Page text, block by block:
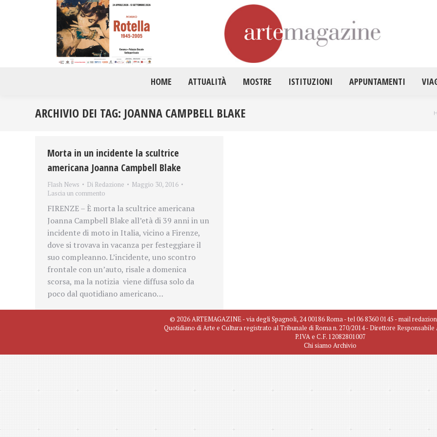
HOME ATTUALITÀ MOSTRE ISTITUZIONI APPUNTAMENTI
ARCHIVIO DEI TAG: JOANNA CAMPBELL BLAKE
Morta in un incidente la scultrice
americana Joanna Campbell Blake
Flash News Di Redazione
Maggio 30, 2016
Lascia un commento
FIRENZE – È morta la scultrice americana
Joanna Campbell Blake all’età di 39 anni in un
incidente di moto in Italia, vicino a Firenze,
dove si trovava in vacanza per festeggiare il
suo compleanno. L’incidente, uno scontro
frontale con un’auto, risale a domenica
scorsa, ma la notizia viene diffusa solo da
poco dal quotidiano americano…
© 2026 ARTEMAGAZINE - via degli Spagnoli, 24 00186 Roma - tel 06 8360 0145 - mail
Quotidiano di Arte e Cultura registrato al Tribunale di Roma n. 270/2014 - Direttore
P.IVA e C.F. 12082801007
Chi siamo Archivio
HOME